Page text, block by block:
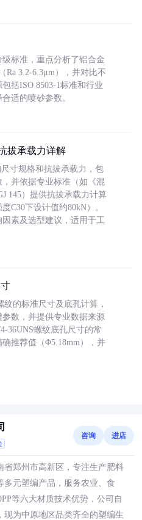
标准，重点分析了铝合金
Ra 3.2-6.3μm），并对比不
括ISO 8503-1标准和行业
适的喷砂参数。
拔承载力详解
寸规格和抗拔承载力，包
并依据专业标准（如《混
145）提供抗拔承载力计算
C30下设计值约80kN）。
素及选型建议，适用于工
的标准尺寸及底孔计算，
数，并提供专业数据来源
36UNS螺纹底孔尺寸的常
推荐值（Φ5.18mm），并
咨询 进店
省郑州市高新区，专注生产肥料
元塑编产品，服务农业、食
等六大材质技术优势，公司自
现为中原地区品类齐全的塑编生